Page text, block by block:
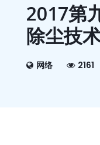
2017第
除尘技
网络 2161